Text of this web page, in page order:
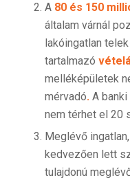
A 80 és 150
általam várnál
lakóingatlan
tartalmazó
melléképületek
mérvadó. A
nem térhet el 20
Meglévő
kedvezően lett
tulajdonú